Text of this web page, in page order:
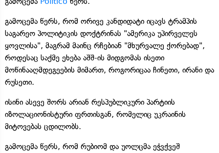
გამოცემა წერს, რომ ორივე კანდიდატი იცავს ტრამპის
საგარეო პოლიტიკის დოქტრინას "ამერიკა უპირველეს
ყოვლისა", მაგრამ მაინც რჩებიან "მხურვალე ქორებად",
როდესაც საქმე ეხება აშშ-ის მიდგომას ისეთი
მოწინააღმდეგეების მიმართ, როგორიცაა ჩინეთი, ირანი და
რუსეთი.
ისინი ასევე შორს არიან რესპუბლიკური პარტიის
იზოლაციონისტური ფრთისგან, რომელიც უკრაინის
მიტოვებას ცდილობს.
გამოცემა წერს, რომ რუბიომ და უოლცმა ეჭვქვეშ